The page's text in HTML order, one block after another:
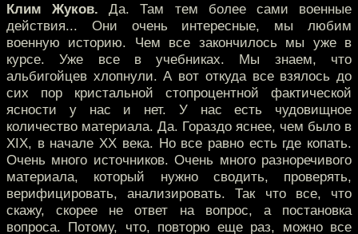
Клим Жуков. Да. Там тем более сами военные
действия... Они очень интересные, мы любим
военную историю. Чем все закончилось мы уже в
курсе. Уже все в учебниках. Мы знаем, что
альбигойцев хлопнули. А вот откуда все взялось до
сих пор кристальной стопроцентной фактической
ясности у нас и нет. У нас есть чудовищное
количество материала. Да. Гораздо яснее, чем было в
XIX, в начале XX века. Но все равно есть где копать.
Очень много источников. Очень много разноречивого
материала, который нужно сводить, проверять,
верифицировать, анализировать. Так что все, что
скажу, скорее не ответ на вопрос, а постановка
вопроса. Потому, что, повторю еще раз, можно все